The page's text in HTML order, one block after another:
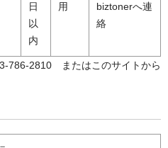
日
以
内
用
biztonerへ連
絡
786-2810 またはこのサイトから